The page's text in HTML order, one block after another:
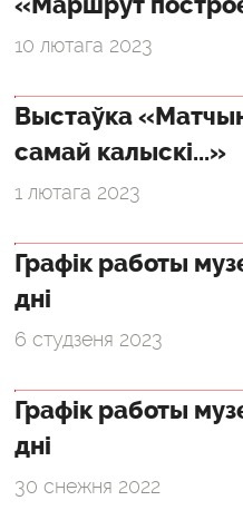
10 лютага 2023
Выстаўка
самай калыскі...»
1 лютага 2023
Графік работы
дні
6 студзеня 2023
Графік работы
дні
30 снежня 2022